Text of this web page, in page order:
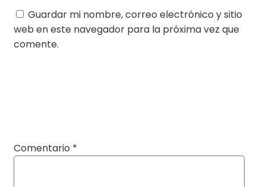
Guardar mi nombre, correo electrónico y sitio
web en este navegador para la próxima vez que
comente.
Comentario *